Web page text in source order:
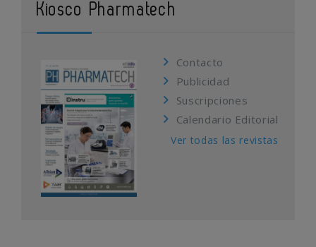
Kiosco Pharmatech
Contacto
Publicidad
Suscripciones
Calendario Editorial
Ver todas las revistas